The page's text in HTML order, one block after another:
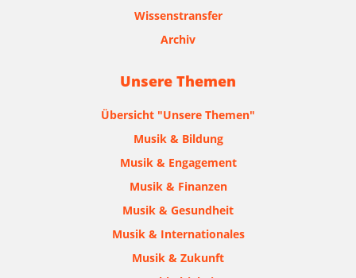
Wissenstransfer
Archiv
Unsere Themen
Übersicht "Unsere Themen"
Musik & Bildung
Musik & Engagement
Musik & Finanzen
Musik & Gesundheit
Musik & Internationales
Musik & Zukunft